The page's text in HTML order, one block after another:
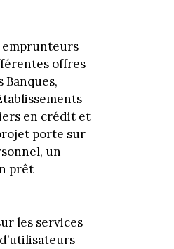
emprunteurs
offres
Banques,
en crédit et
porte sur
un
prêt
les services